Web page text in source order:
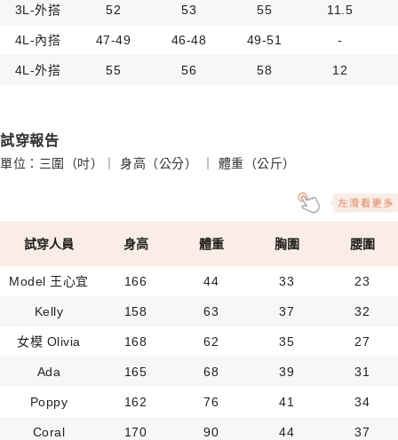
3L-外搭 52 53 55 11.5
4L-內搭 47-49 46-48 49-51 -
4L-外搭 55 56 58 12
試穿報告
單位：三圍（吋）｜ 身高（公分） ｜ 體重（公斤）
試穿人員 身高 體重 胸圍 腰圍
Model 王心宜 166 44 33 23
Kelly 158 63 37 32
女模 Olivia 168 62 35 27
Ada 165 68 39 31
Poppy 162 76 41 34
Coral 170 90 44 37